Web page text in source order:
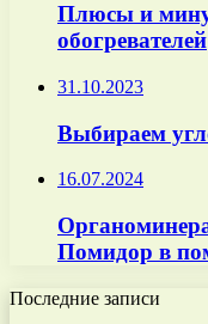
Плюсы и
обогревателей
31.10.2023
Выбираем
16.07.2024
Помидор в
Последние записи